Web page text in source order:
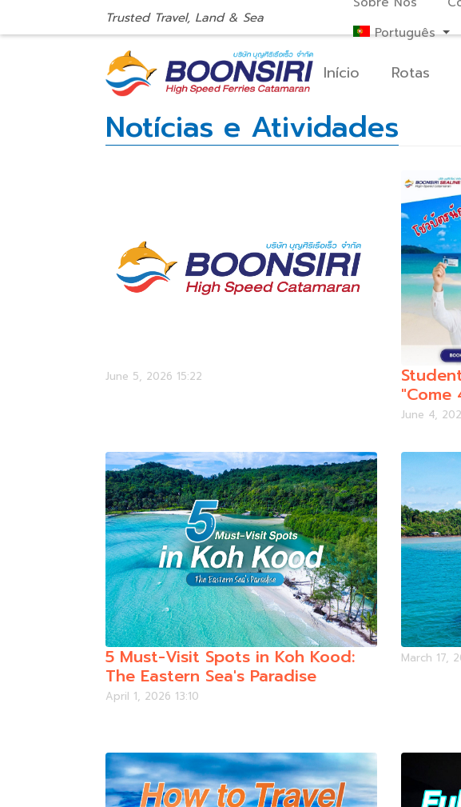
Trusted Travel, Land & Sea
Português
Início Rotas
Notícias e Atividades
June 5, 2026 15:22
"Come
June 4,
5 Must-Visit Spots in Koh Kood:
The Eastern Sea's Paradise
April 1, 2026 13:10
March 17,